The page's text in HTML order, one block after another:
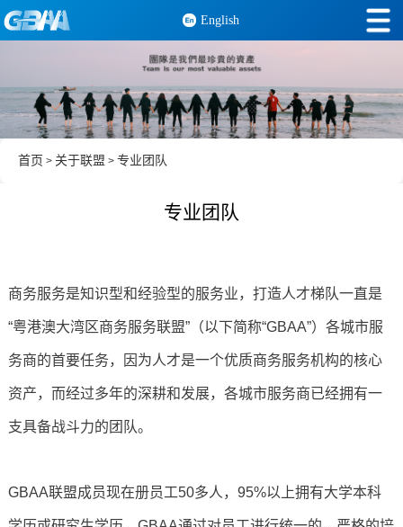
English
首页 > 关于联盟 > 专业团队
专业团队
商务服务是知识型和经验型的服务业，打造人才梯队一直是
“粤港澳大湾区商务服务联盟”（以下简称“GBAA”）各城市服
务商的首要任务，因为人才是一个优质商务服务机构的核心
资产，而经过多年的深耕和发展，各城市服务商已经拥有一
支具备战斗力的团队。
GBAA联盟成员现在册员工50多人，95%以上拥有大学本科